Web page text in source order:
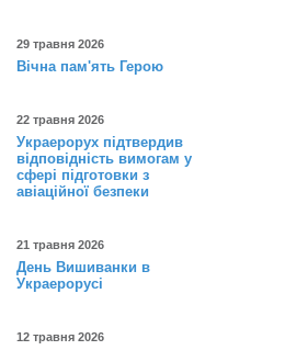
29 травня 2026
Вічна пам'ять Герою
22 травня 2026
Украерорух підтвердив
відповідність вимогам у
сфері підготовки з
авіаційної безпеки
21 травня 2026
День Вишиванки в
Украерорусі
12 травня 2026